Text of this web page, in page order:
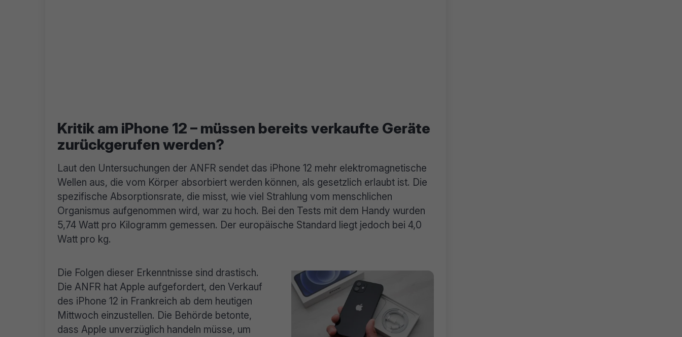
Kritik am iPhone 12 – müssen bereits verkaufte Geräte
zurückgerufen werden?
Laut den Untersuchungen der ANFR sendet das iPhone 12 mehr elektromagnetische
Wellen aus, die vom Körper absorbiert werden können, als gesetzlich erlaubt ist. Die
spezifische Absorptionsrate, die misst, wie viel Strahlung vom menschlichen
Organismus aufgenommen wird, war zu hoch. Bei den Tests mit dem Handy wurden
5,74 Watt pro Kilogramm gemessen. Der europäische Standard liegt jedoch bei 4,0
Watt pro kg.
Die Folgen dieser Erkenntnisse sind drastisch.
Die ANFR hat Apple aufgefordert, den Verkauf
des iPhone 12 in Frankreich ab dem heutigen
Mittwoch einzustellen. Die Behörde betonte,
dass Apple unverzüglich handeln müsse, um